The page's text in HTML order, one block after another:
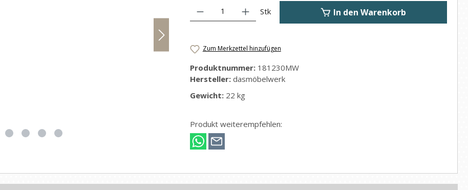
Produkt Anzahl: Gib den gewünschten Wert ein oder benutze die Schaltflächen um
Stk In den Warenkorb
Zum Merkzettel hinzufügen
Produktnummer: 181230MW
Hersteller: dasmöbelwerk
Gewicht: 22 kg
Produkt weiterempfehlen: